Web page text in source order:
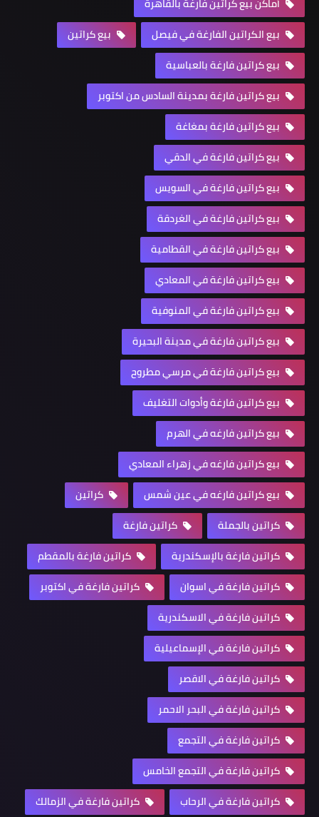
بيع الكراتين الفارغة في فيصل
بيع كراتين
بيع كراتين فارغة بالعباسية
بيع كراتين فارغة بمدينة السادس من اكتوبر
بيع كراتين فارغة بمغاغة
بيع كراتين فارغة في الدقي
بيع كراتين فارغة في السويس
بيع كراتين فارغة في الغردقة
بيع كراتين فارغة في القطامية
بيع كراتين فارغة في المعادي
بيع كراتين فارغة في المنوفية
بيع كراتين فارغة في مدينة البحيرة
بيع كراتين فارغة في مرسي مطروح
بيع كراتين فارغة وأدوات التغليف
بيع كراتين فارغه في الهرم
بيع كراتين فارغه في زهراء المعادي
بيع كراتين فارغه في عين شمس
كراتين
كراتين بالجملة
كراتين فارغة
كراتين فارغة بالإسكندرية
كراتين فارغة بالمقطم
كراتين فارغة في اسوان
كراتين فارغة في اكتوبر
كراتين فارغة في الاسكندرية
كراتين فارغة في الإسماعيلية
كراتين فارغة في الاقصر
كراتين فارغة في البحر الاحمر
كراتين فارغة في التجمع
كراتين فارغة في التجمع الخامس
كراتين فارغة في الرحاب
كراتين فارغة في الزمالك